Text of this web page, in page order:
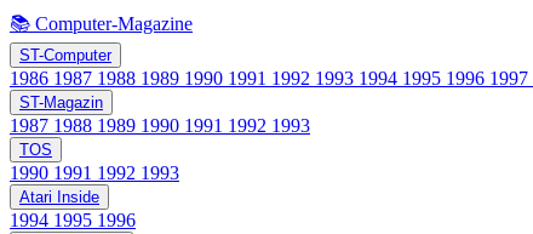
📚 Computer-Magazine
ST-Computer
1986 1987 1988 1989 1990 1991 1992 1993 1994 1995 1996 1997
ST-Magazin
1987 1988 1989 1990 1991 1992 1993
TOS
1990 1991 1992 1993
Atari Inside
1994 1995 1996